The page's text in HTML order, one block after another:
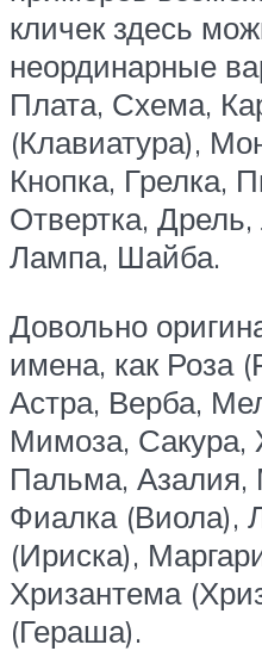
кличек здесь
неординарные
Плата, Схема,
(Клавиатура),
Кнопка, Грелка,
Отвертка,
Лампа, Шайба.
Довольно
имена, как Роза
Астра, Верба,
Мимоза,
Пальма,
Фиалка (Виола),
(Ириска),
Хризантема
(Гераша).